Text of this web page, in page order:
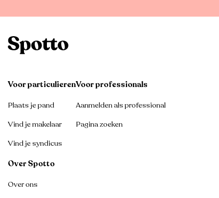
Voor particulieren
Plaats je pand
Vind je makelaar
Vind je syndicus
Voor professionals
Aanmelden als professional
Pagina zoeken
Over Spotto
Over ons